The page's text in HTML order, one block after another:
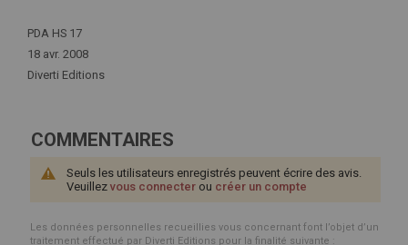
d'infos
PDA HS 17
18 avr. 2008
Diverti Editions
COMMENTAIRES
Seuls les utilisateurs enregistrés peuvent écrire des avis.
Veuillez vous connecter ou créer un compte
Les données personnelles recueillies vous concernant font l’objet d’un
traitement effectué par Diverti Editions pour la finalité suivante :